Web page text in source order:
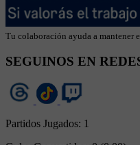
Tu colaboración ayuda a mantener
SEGUINOS EN
Partidos Jugados: 1